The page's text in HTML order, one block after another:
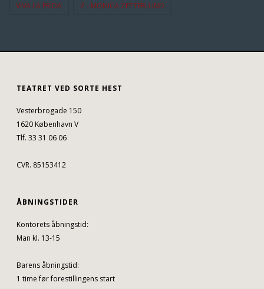
VIVA LA FRIDA Z - MONICA ZETTERLUND
TEATRET VED SORTE HEST
Vesterbrogade 150
1620 København V
Tlf. 33 31 06 06
CVR. 85153412
ÅBNINGSTIDER
Kontorets åbningstid:
Man kl. 13-15
Barens åbningstid:
1 time før forestillingens start